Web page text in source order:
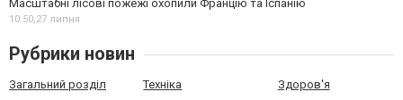
Масштабні лісові пожежі охопили Францію та Іспанію
10:50,27 липня
Рубрики новин
Загальний розділ Техніка Здоров'я